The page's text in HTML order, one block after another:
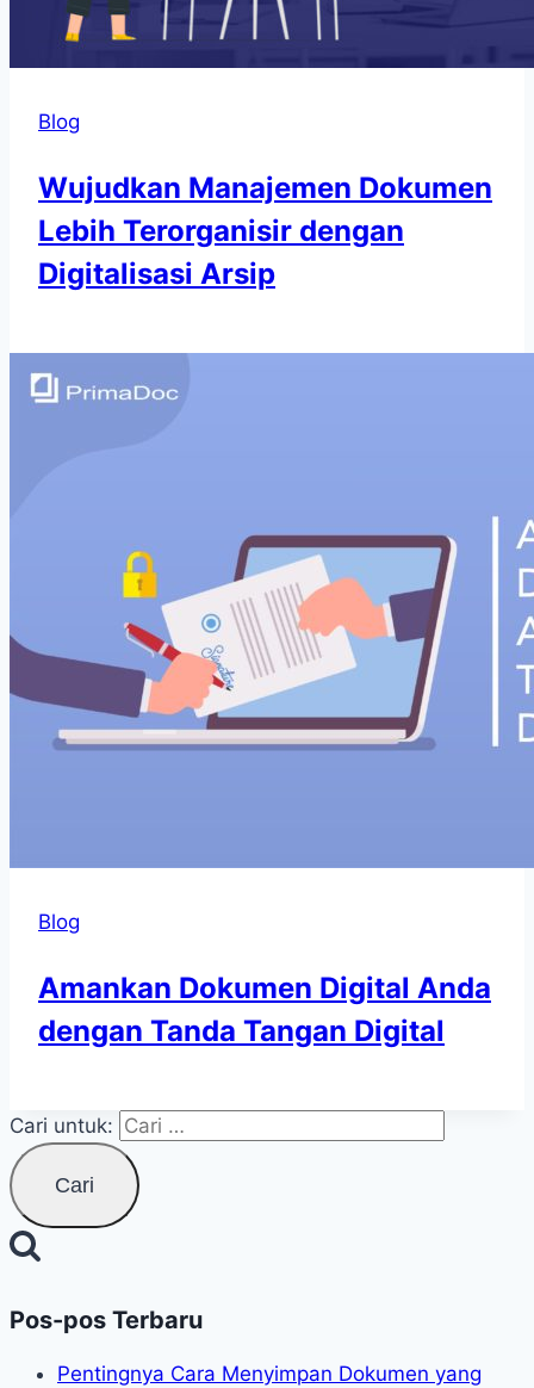
Blog
Wujudkan Manajemen Dokumen
Lebih Terorganisir dengan
Digitalisasi Arsip
Blog
Amankan Dokumen Digital Anda
dengan Tanda Tangan Digital
Cari untuk:
Pos-pos Terbaru
Pentingnya Cara Menyimpan Dokumen yang